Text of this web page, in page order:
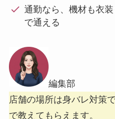
通勤なら、機材も衣
で通える
編集部
店舗の場所は身バレ対策
で教えてもらえます。